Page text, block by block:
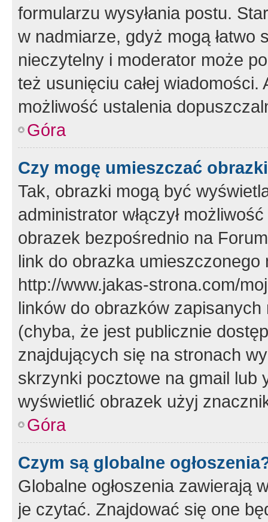
formularzu wysyłania postu.
w nadmiarze, gdyż mogą
nieczytelny i moderator może
też usunięciu całej
możliwość ustalenia
Góra
Czy mogę umieszczać
Tak, obrazki mogą być
administrator włączył
obrazek bezpośrednio na
link do obrazka
http://www.jakas-strona.com/
linków do obrazków
(chyba, że jest publicznie
znajdujących się na stronach
skrzynki pocztowe na gmail lub
wyświetlić obrazek użyj
Góra
Czym są globalne
Globalne ogłoszenia zawierają
je czytać. Znajdować się one